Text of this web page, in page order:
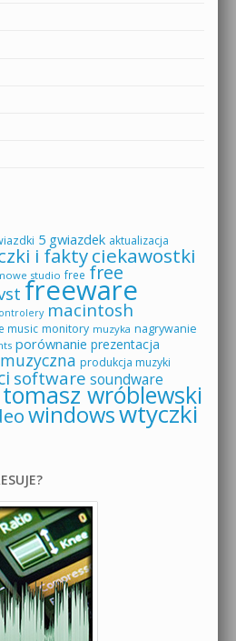
5 gwiazdek aktualizacja
i faktyciekawostki
studio free free
freeware
macintosh
music monitory muzyka nagrywanie
porównanie prezentacja
produkcja muzyki
software soundware
tomasz wróblewski
windowswtyczki